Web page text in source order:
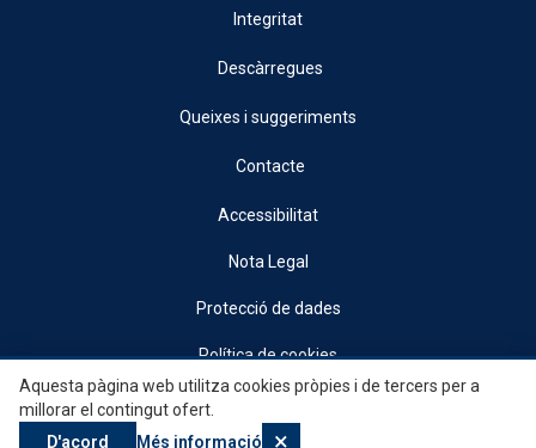
Integritat
Descàrregues
Queixes i suggeriments
Contacte
Accessibilitat
Nota Legal
Protecció de dades
Política de cookies
© 2026, Generalitat • Conselleria d’Indústria, Turisme, Innovació i Comerç •
Institut Valencià de Competitivitat Empresarial
Aquesta pàgina web utilitza cookies pròpies i de tercers per a
millorar el contingut ofert.
D'acord
Més informació ×